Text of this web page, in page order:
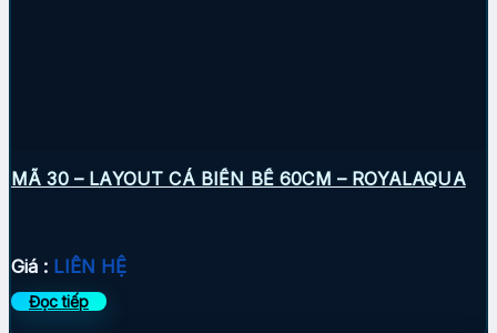
MÃ 30 – LAYOUT CÁ BIỂN BỂ 60CM – ROYALAQUA
Giá : LIÊN HỆ
Đọc tiếp